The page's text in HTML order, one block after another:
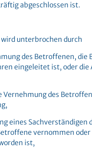
abgeschlossen ist.
wird unterbrochen durch
des Betroffenen, die
eingeleitet ist, oder die
des
eines
vernommen
ist,